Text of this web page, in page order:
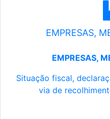
EMPRESAS,
EMPRESAS,
Situação fiscal,
via de